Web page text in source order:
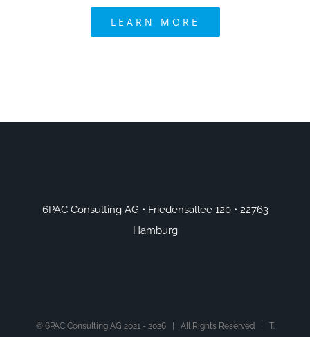
LEARN MORE
6PAC Consulting AG • Friedensallee 120 • 22763
Hamburg
© 6PAC Consulting AG 2021 - 2026 | All Rights Reserved | T.